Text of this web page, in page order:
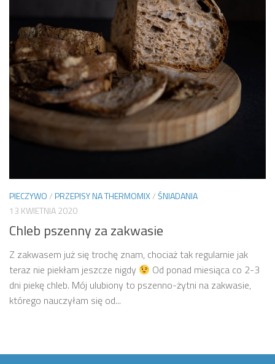
PIECZYWO/PRZEPISY NA THERMOMIX/ŚNIADANIA
13 KWIETNIA 2020
Chleb pszenny za zakwasie
Z zakwasem już się trochę znam, chociaż tak regularnie jak
teraz nie piekłam jeszcze nigdy
Od ponad miesiąca co 2-3
dni piekę chleb. Mój ulubiony to pszenno-żytni na zakwasie,
którego nauczyłam się od...